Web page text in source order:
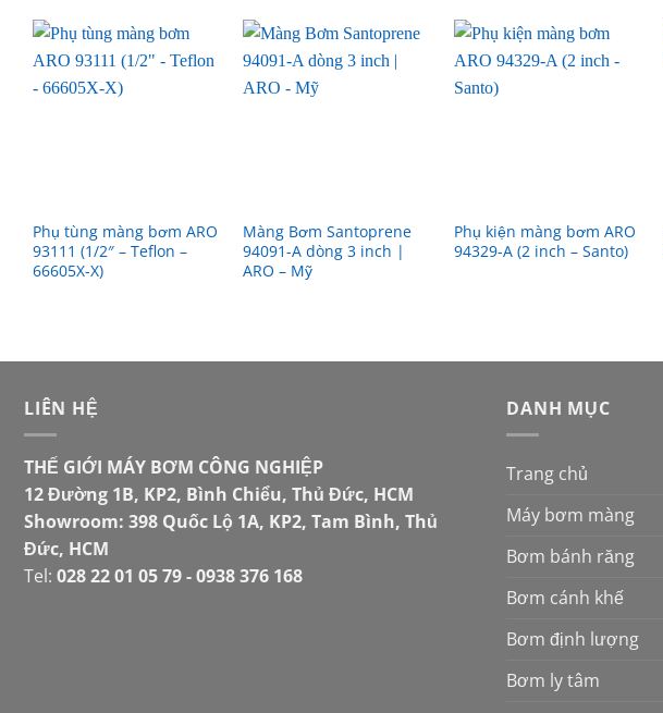
Phụ tùng màng bơm ARO
93111 (1/2″ – Teflon –
66605X-X)
Màng Bơm Santoprene
94091-A dòng 3 inch |
ARO – Mỹ
Phụ kiện màng bơm ARO
94329-A (2 inch – Santo)
LIÊN HỆ
THẾ GIỚI MÁY BƠM CÔNG NGHIỆP
12 Đường 1B, KP2, Bình Chiểu, Thủ Đức, HCM
Showroom: 398 Quốc Lộ 1A, KP2, Tam Bình, Thủ
Đức, HCM
Tel: 028 22 01 05 79 - 0938 376 168
DANH MỤC
Trang chủ
Máy bơm màng
Bơm bánh răng
Bơm cánh khế
Bơm định lượng
Bơm ly tâm